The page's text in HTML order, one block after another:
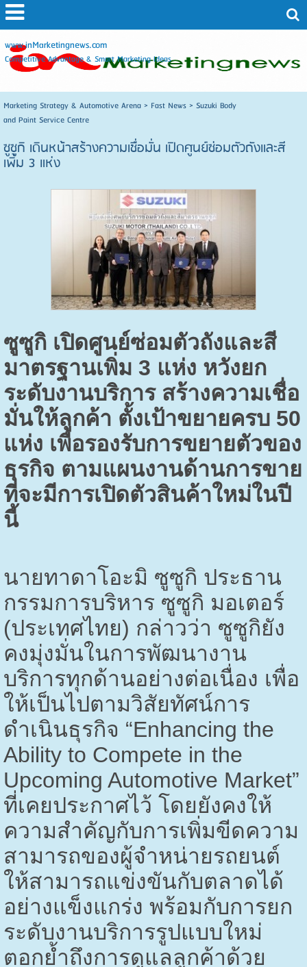
www.inMarketingnews.com
Competitive Advantage & Smart Marketing Ideas
Marketing Strategy & Automotive Arena> Fast News> Suzuki Body
and Paint Service Centre
ซูซูกิ เดินหน้าสร้างความเชื่อมั่น เปิดศูนย์ซ่อมตัวถังและสี
เพิ่ม 3 แห่ง
ซูซูกิ เปิดศูนย์ซ่อมตัวถังและสี
มาตรฐานเพิ่ม 3 แห่ง หวังยก
ระดับงานบริการ สร้างความเชื่อ
มั่นให้ลูกค้า ตั้งเป้าขยายครบ 50
แห่ง เพื่อรองรับการขยายตัวของ
ธุรกิจ ตามแผนงานด้านการขาย
ที่จะมีการเปิดตัวสินค้าใหม่ในปี
นี้
นายทาดาโอะมิ ซูซูกิ ประธาน
กรรมการบริหาร ซูซูกิ มอเตอร์
(ประเทศไทย) กล่าวว่า ซูซูกิยัง
คงมุ่งมั่นในการพัฒนางาน
บริการทุกด้านอย่างต่อเนื่อง เพื่อ
ให้เป็นไปตามวิสัยทัศน์การ
ดำเนินธุรกิจ “Enhancing the
Ability to Compete in the
Upcoming Automotive Market”
ที่เคยประกาศไว้ โดยยังคงให้
ความสำคัญกับการเพิ่มขีดความ
สามารถของผู้จำหน่ายรถยนต์
ให้สามารถแข่งขันกับตลาดได้
อย่างแข็งแกร่ง พร้อมกับการยก
ระดับงานบริการรูปแบบใหม่
ตอกย้ำถึงการดูแลลูกค้าด้วย